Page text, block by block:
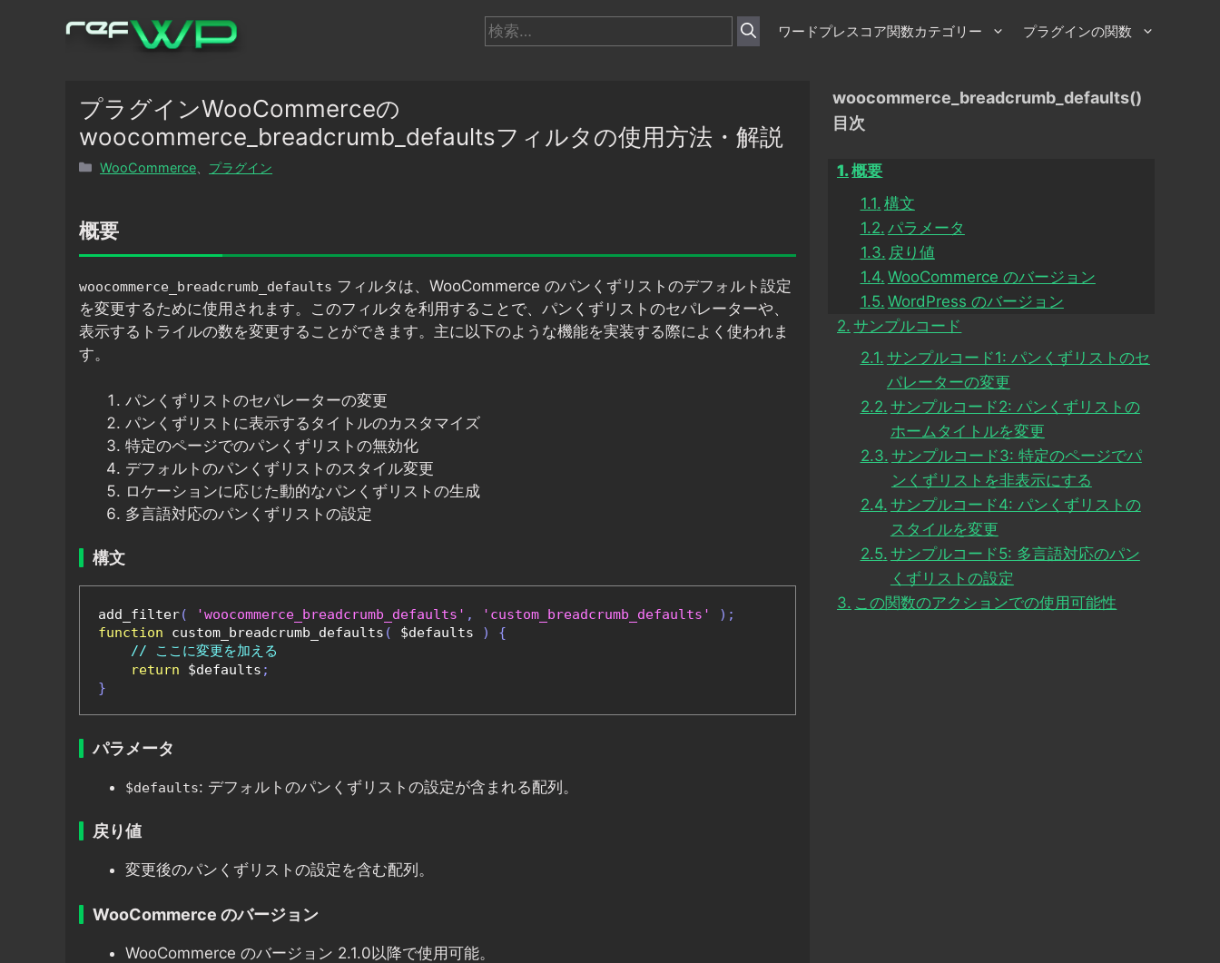
検
索:
ワードプレスコア関数カテゴリー プラグインの関数
プラグインWooCommerceの
woocommerce_breadcrumb_defaultsフィルタの使用方法・解説
カ
リ
ー
WooCommerce プラグイン
概要
woocommerce_breadcrumb_defaults フィルタは、WooCommerce のパンくずリストのデフォルト設定
を変更するために使用されます。このフィルタを利用することで、パンくずリストのセパレーターや、
表示するトライルの数を変更することができます。主に以下のような機能を実装する際によく使われま
す。
パンくずリストのセパレーターの変更
パンくずリストに表示するタイトルのカスタマイズ
特定のページでのパンくずリストの無効化
デフォルトのパンくずリストのスタイル変更
ロケーションに応じた動的なパンくずリストの生成
多言語対応のパンくずリストの設定
構文
add_filter( 'woocommerce_breadcrumb_defaults' , 'custom_breadcrumb_defaults'
);
function custom_breadcrumb_defaults ( $defaults )
{
// ここに変更を加える
return $defaults ;
}
パラメータ
$defaults: デフォルトのパンくずリストの設定が含まれる配列。
戻り値
変更後のパンくずリストの設定を含む配列。
WooCommerce のバージョン
WooCommerce のバージョン 2.1.0以降で使用可能。
woocommerce_breadcrumb_defaults()
目次
概要
構文
パラメータ
戻り値
WooCommerce のバージョン
WordPress のバージョン
サンプルコード
サンプルコード1: パンくずリストのセ
パレーターの変更
サンプルコード2: パンくずリストの
ホームタイトルを変更
サンプルコード3: 特定のページでパ
ンくずリストを非表示にする
サンプルコード4: パンくずリストの
スタイルを変更
サンプルコード5: 多言語対応のパン
くずリストの設定
この関数のアクションでの使用可能性